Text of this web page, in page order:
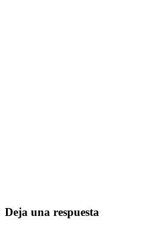
Deja una respuesta